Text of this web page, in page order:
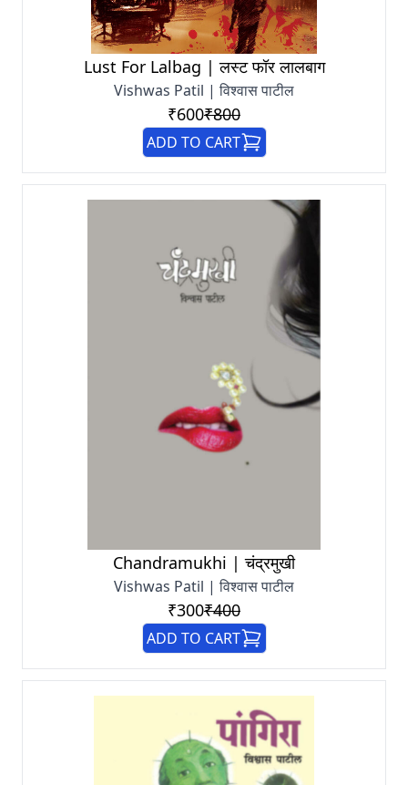
Lust For Lalbag | लस्ट फॉर लालबाग
Vishwas Patil | विश्वास पाटील
₹600₹800
ADD TO CART
Chandramukhi | चंद्रमुखी
Vishwas Patil | विश्वास पाटील
₹300₹400
ADD TO CART